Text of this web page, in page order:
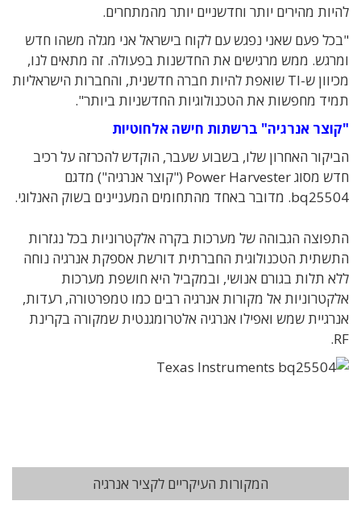
להיות מהירים יותר וחדשניים יותר מהמתחרים.
"בכל פעם שאני נפגש עם לקוח בישראל אני מגלה משהו חדש
ומרגש. ממש מרגישים את החדשנות בפעולה. זה מתאים לנו,
מכיוון ש-TI שואפת להיות חברה חדשנית, והחברות הישראליות
תמיד מחפשות את הטכנולוגיות החדשניות ביותר".
"קוצר אנרגיה" ברשתות חישה אלחוטיות
הביקור האחרון שלו, בשבוע שעבר, הוקדש להכרזה על רכיב
חדש מסוג Power Harvester ("קוצר אנרגיה") מדגם
bq25504. מדובר באחד מהתחומים המעניינים בשוק האנלוגי.
התפוצה הגבוהה של מערכות בקרה אלקטרוניות בכל נגזרות
התשתית הטכנולוגית החברתית דורשת אספקת אנרגיה נוחה
ללא תלות בגורם אנושי, ובמקביל היא חושפת מערכות
אלקטרוניות אל מקורות אנרגיה רבים כמו טמפרטורה, רעדות,
אנרגיית שמש ואפילו אנרגיה אלטרומגנטית שמקורה בקרינת
RF.
המקורות העיקריים לקציר אנרגיה